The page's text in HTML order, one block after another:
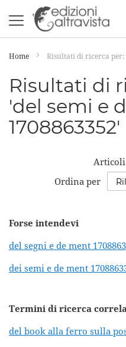
al
contenuto
Home Risultati di ricerca per:
Risultati di
'del semi e
1708863352'
Articoli
Ordina per
Forse intendevi
del segni e de ment
dei semi e de ment
Termini di ricerca
del book alla ferro sulla